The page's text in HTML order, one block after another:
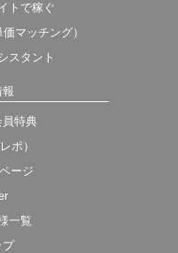
トで稼ぐ
マッチング）
スタント
報
特典
ポ）
ージ
一覧
プ